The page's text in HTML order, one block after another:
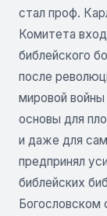
стал проф.
Комитета
библейского
после
мировой
основы для
и даже для
предпринял
библейских
Богословском